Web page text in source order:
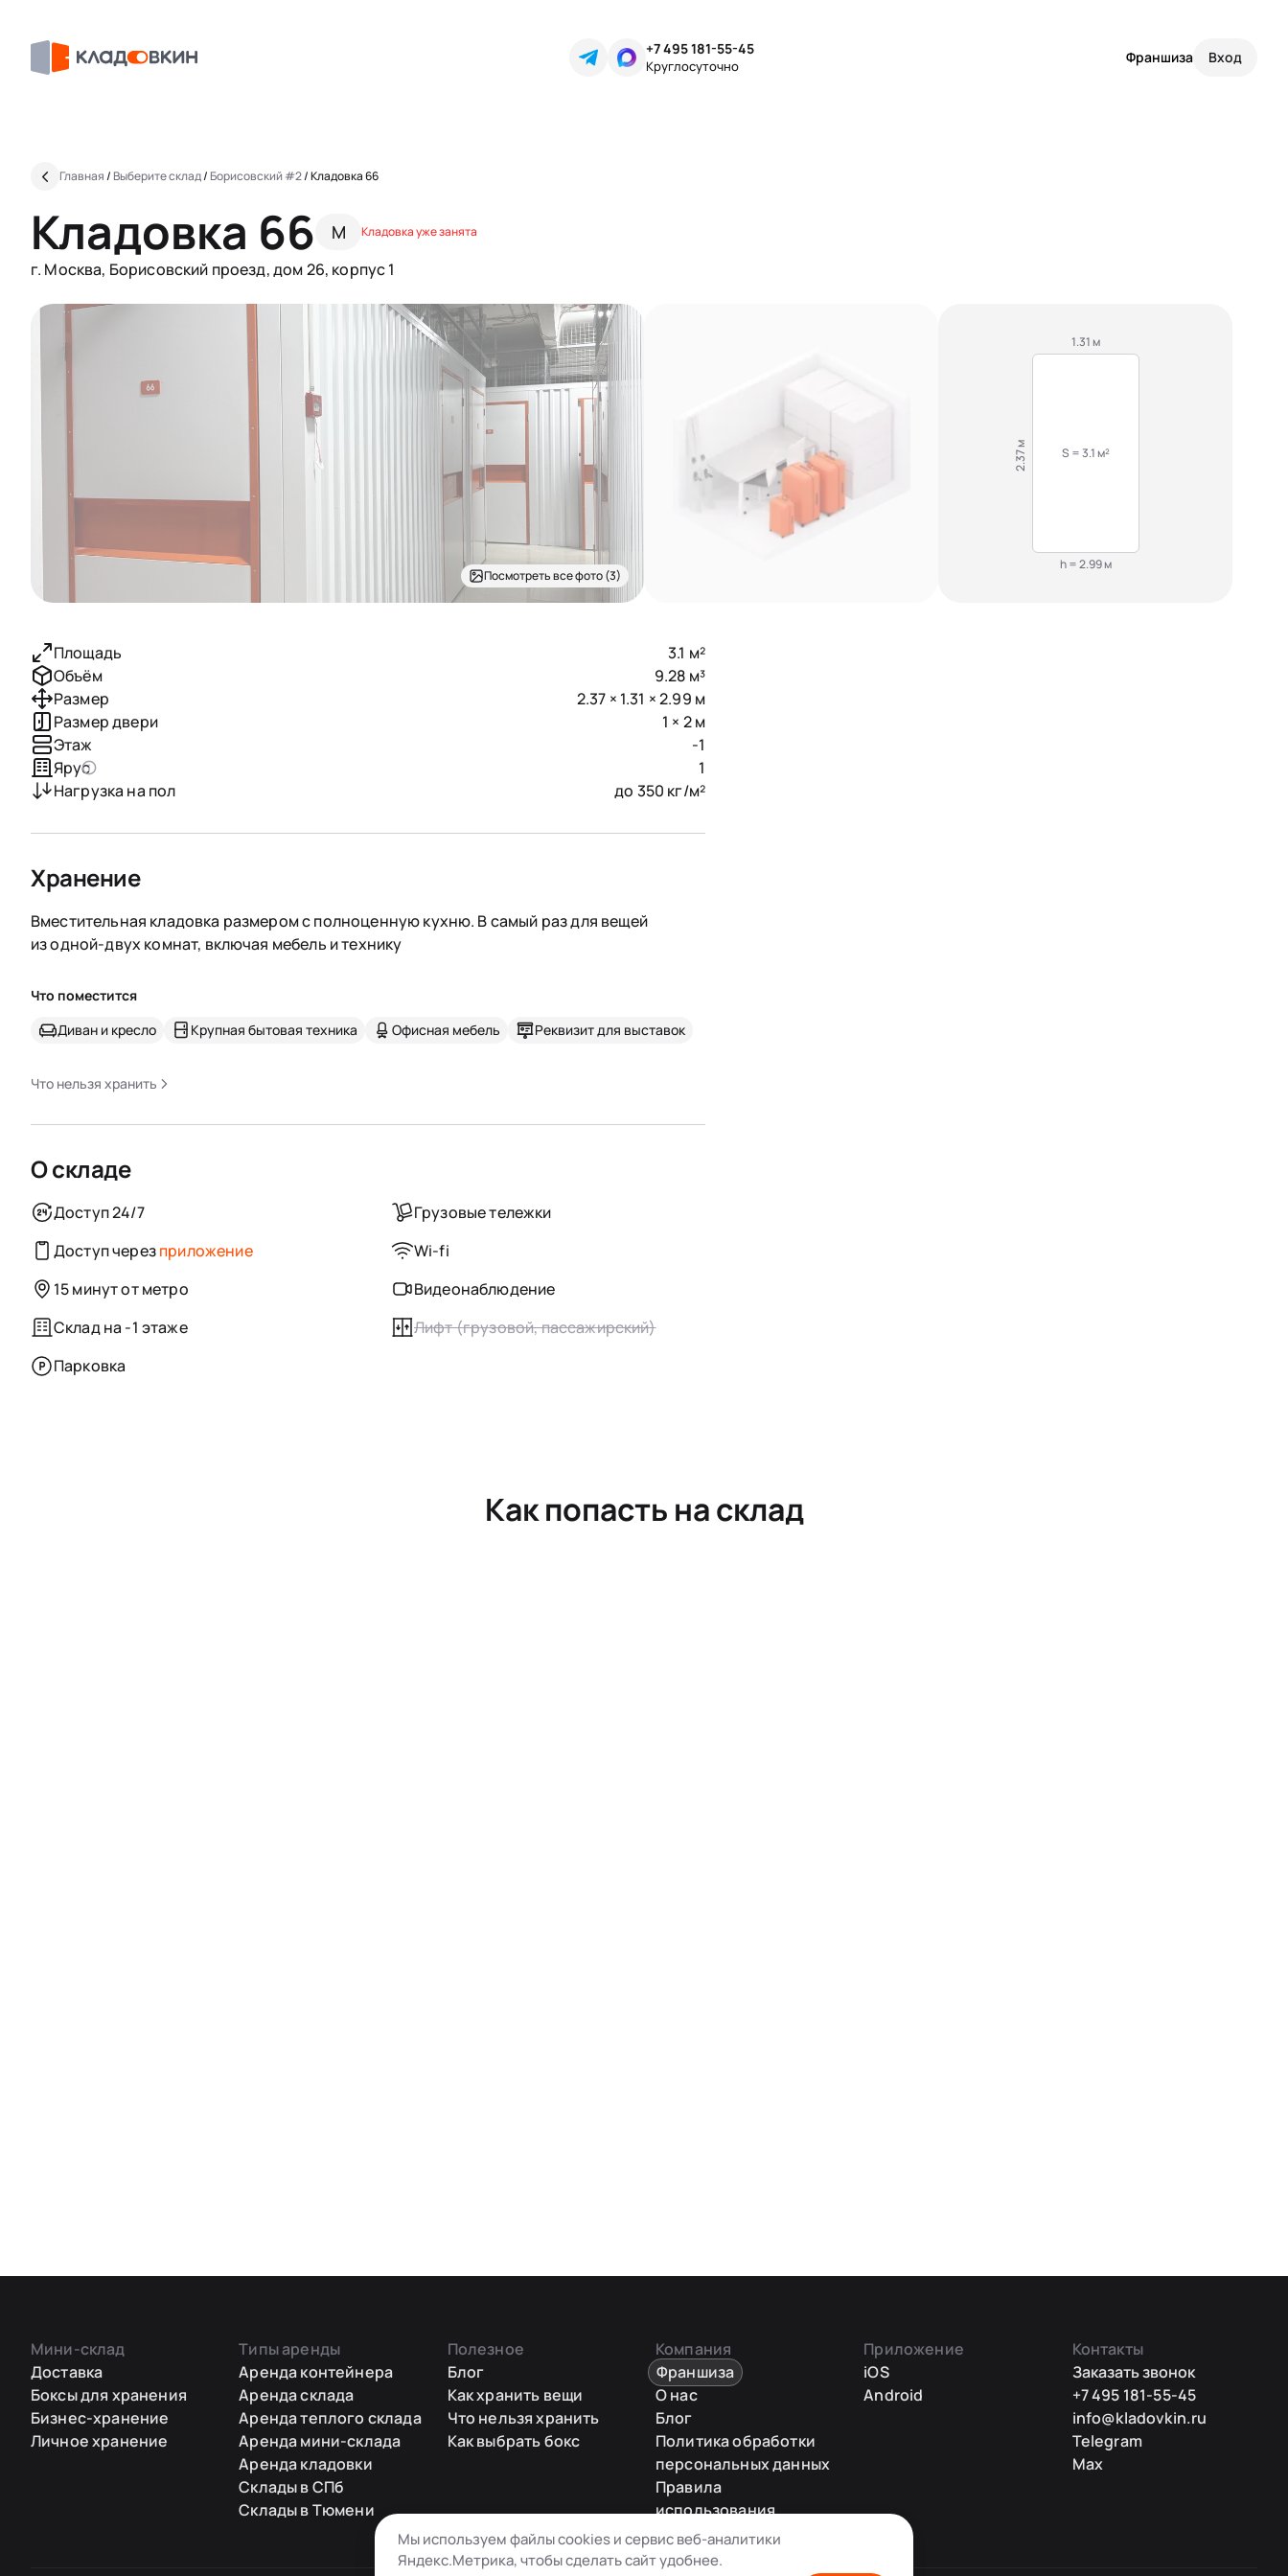
+7 495 181-55-45
Круглосуточно Франшиза Вход
Главная/ Выберите склад/ Борисовский #2/Кладовка 66
Кладовка 66 M Кладовка уже занята
г. Москва, Борисовский проезд, дом 26, корпус 1
Посмотреть все фото (3)
1.31 м
S = 3.1 м²
2.37 м
h = 2.99 м
Площадь
3.1 м²
Объём
9.28 м³
Размер
2.37 × 1.31 × 2.99 м
Размер двери
1 × 2 м
Этаж
-1
Ярус
1
Нагрузка на пол
до 350 кг/м²
Хранение
Вместительная кладовка размером с полноценную кухню. В самый раз для вещей
из одной-двух комнат, включая мебель и технику
Что поместится
Диван и кресло
Крупная бытовая техника Офисная мебель Реквизит для выставок
Что нельзя хранить
О складе
Доступ 24/7
Грузовые тележки
Доступ черезприложение
Wi-fi
15 минут от метро
Видеонаблюдение
Склад на -1 этаже
Лифт (грузовой, пассажирский)
Парковка
Как попасть на склад
Мини-склад
Доставка
Боксы для хранения
Бизнес-хранение
Личное хранение
Типы аренды
Аренда контейнера
Аренда склада
Аренда теплого склада
Аренда мини-склада
Аренда кладовки
Склады в СПб
Склады в Тюмени
Полезное
Блог
Как хранить вещи
Что нельзя хранить
Как выбрать бокс
Компания
Франшиза
О нас
Блог
Политика обработки
персональных данных
Правила
использования
промокодов
Карта сайта
Приложение
iOS
Android
Контакты
Заказать звонок
+7 495 181-55-45
info@kladovkin.ru
Telegram
Max
Мы используем файлы cookies и сервис веб-аналитики
Яндекс.Метрика, чтобы сделать сайт удобнее.